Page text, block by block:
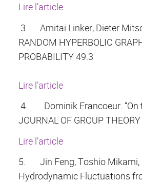
Lire l’article
3.
Amitai Linker, Dieter
RANDOM HYPERBOLIC
PROBABILITY 49.3
Lire l’article
4. Dominik Francoeur.
JOURNAL OF GROUP
Lire l’article
5.
Jin Feng, Toshio
Hydrodynamic Fluctuations